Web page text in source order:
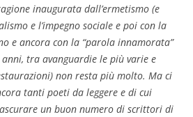
inaugurata dall’ermetismo (e
e l’impegno sociale e poi con la
e ancora con la “parola innamorata”
tra avanguardie le più varie e
non resta più molto. Ma ci
tanti poeti da leggere e di cui
un buon numero di scrittori di